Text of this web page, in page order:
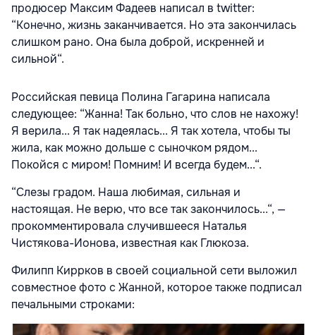
продюсер Максим Фадеев написал в twitter:
“Конечно, жизнь заканчивается. Но эта закончилась
слишком рано. Она была доброй, искренней и
сильной“.
Российская певица Полина Гагарина написала
следующее: “Жанна! Так больно, что слов не нахожу!
Я верила... Я так надеялась... Я так хотела, чтобы ты
жила, как можно дольше с сыночком рядом...
Покойся с миром! Помним! И всегда будем...“.
“Слезы градом. Наша любимая, сильная и
настоящая. Не верю, что все так закончилось...“, —
прокомментировала случившееся Наталья
Чистякова-Ионова, известная как Глюкоза.
Филипп Киррков в своей социальной сети выложил
совместное фото с Жанной, которое также подписал
печальными строками: